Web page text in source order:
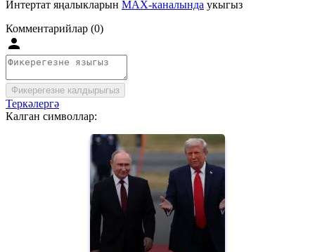
Интертат яңалыкларын MAX-каналында укыгыз
Комментарийлар (0)
Фикерегезне калдырыгыз
Теркәлергә
Калган символлар: